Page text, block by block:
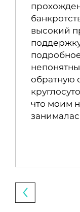
высокий
обратную
что моим